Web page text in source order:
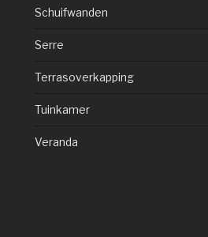
Schuifwanden
Serre
Terrasoverkapping
Tuinkamer
Veranda